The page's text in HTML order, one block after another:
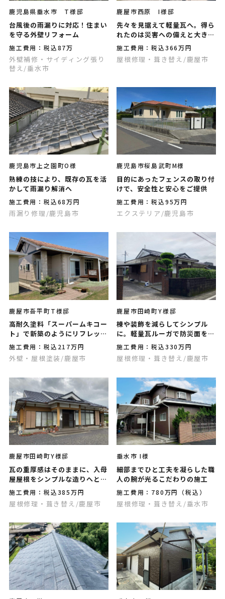
鹿児島県垂水市 T様邸
台風後の雨漏りに対応！住まい
を守る外壁リフォーム
施工費用：税込87万
外壁補修・サイディング張り
替え /垂水市
鹿屋市西原 I様邸
先々を見据えて軽量瓦へ。得ら
れたのは災害への備えと大きな
安心感です
施工費用：税込366万円
屋根修理・葺き替え /鹿屋市
鹿児島市上之園町O様
熟練の技により、既存の瓦を活
かして雨漏り解消へ
施工費用：税込68万円
雨漏り修理/鹿児島市
鹿児島市桜島武町M様
目的にあったフェンスの取り付
けで、安全性と安心をご提供
施工費用：税込95万円
エクステリア /鹿児島市
鹿屋市吾平町T様邸
高耐久塗料「スーパームキコー
ト」で新築のようにリフレッシ
ュしました
施工費用：税込217万円
外壁・屋根塗装 /鹿屋市
鹿屋市田崎町Y様邸
棟や装飾を減らしてシンプル
に。軽量瓦ルーガで防災面を強
化しました
施工費用：税込330万円
屋根修理・葺き替え /鹿屋市
鹿屋市田崎町Y様邸
瓦の重厚感はそのままに、入母
屋屋根をシンプルな造りへとチ
ェンジしました
施工費用：税込385万円
屋根修理・葺き替え /鹿屋市
垂水市 I様
細部までひと工夫を凝らした職
人の腕が光るこだわりの施工
施工費用：780万円（税込）
屋根修理・葺き替え /垂水市